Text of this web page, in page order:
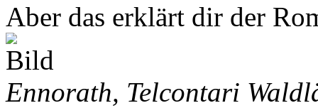
Aber das erklärt dir der
Ennorath, Telcontari